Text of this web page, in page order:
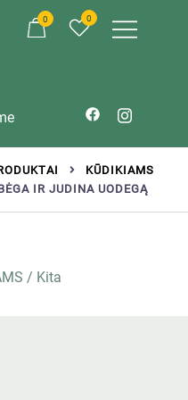
0 0
KŪDIKIAMS
IR JUDINA UODEGĄ
/ Kita